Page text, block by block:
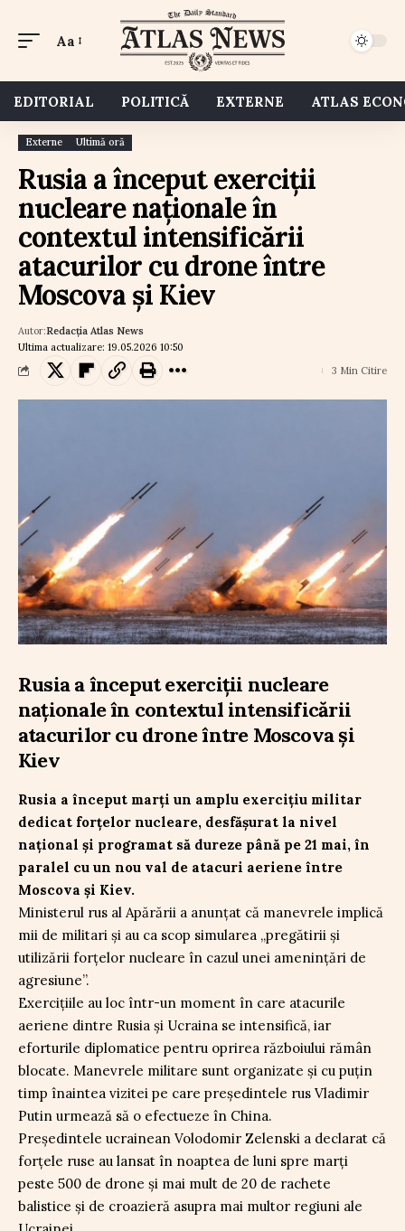
Aa
EDITORIAL POLITICĂ EXTERNE ATLAS
Externe Ultimă oră
Rusia a început exerciții
nucleare naționale în
contextul intensificării
atacurilor cu drone între
Moscova și Kiev
Ultima actualizare: 19.05.2026 10:50
Autor:Redacția Atlas News
3 Min Citire
Rusia a început exerciții nucleare
naționale în contextul intensificării
atacurilor cu drone între Moscova și
Kiev
Rusia a început marți un amplu exercițiu militar
dedicat forțelor nucleare, desfășurat la nivel
național și programat să dureze până pe 21 mai, în
paralel cu un nou val de atacuri aeriene între
Moscova și Kiev.
Ministerul rus al Apărării a anunțat că manevrele implică
mii de militari și au ca scop simularea „pregătirii și
utilizării forțelor nucleare în cazul unei amenințări de
agresiune”.
Exercițiile au loc într-un moment în care atacurile
aeriene dintre Rusia și Ucraina se intensifică, iar
eforturile diplomatice pentru oprirea războiului rămân
blocate. Manevrele militare sunt organizate și cu puțin
timp înaintea vizitei pe care președintele rus Vladimir
Putin urmează să o efectueze în China.
Președintele ucrainean Volodomir Zelenski a declarat că
forțele ruse au lansat în noaptea de luni spre marți
peste 500 de drone și mai mult de 20 de rachete
balistice și de croazieră asupra mai multor regiuni ale